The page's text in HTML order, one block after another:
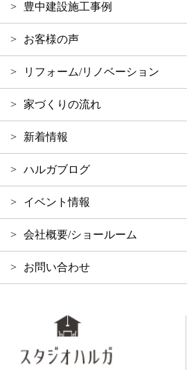
豊中建設施工事例
お客様の声
リフォーム/リノベーション
家づくりの流れ
新着情報
ハルガブログ
イベント情報
会社概要/ショールーム
お問い合わせ